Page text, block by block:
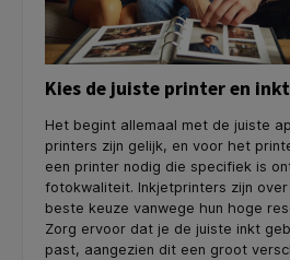
Kies de juiste printer en inkt
Het begint allemaal met de juiste
printers zijn gelijk, en voor het
een printer nodig die specifiek is
fotokwaliteit. Inkjetprinters zijn
beste keuze vanwege hun hoge
Zorg ervoor dat je de juiste inkt
past, aangezien dit een groot